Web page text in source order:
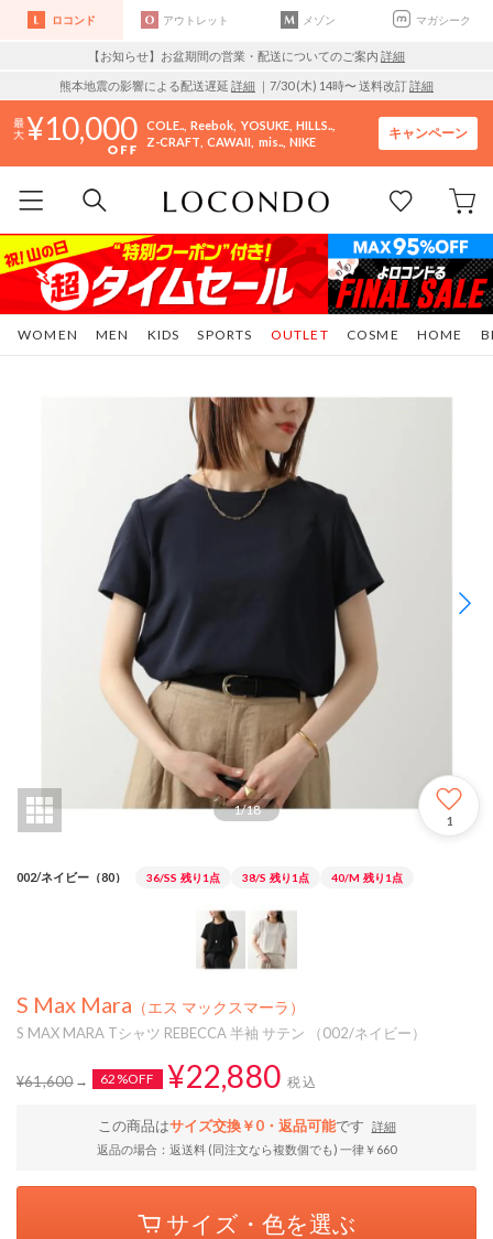
ロコンド アウトレット メゾン マガシーク
【お知らせ】お盆期間の営業・配送についてのご案内 詳細
熊本地震の影響による配送遅延 詳細 ｜7/30 (木) 14時〜 送料改訂詳細
10,000 COLE.. Reebok YOSUKE HILLS..
Z-CRAFT CAWAII mis.. NIKE
キャンペーン
WOMEN MEN KIDS SPORTS COSME HOME
OUTLET
1/18
1
002/ネイビー（80） 36/SS 残り1点 38/S 残り1点 40/M 残り1点
S Max Mara （エス マックスマーラ）
S MAX MARA Tシャツ REBECCA 半袖 サテン （002/ネイビー）
¥61,600 62%OFF ¥22,880 税込
この商品はサイズ交換￥0・返品可能です
詳細
返品の場合：返送料 (同注文なら複数個でも) 一律￥660
サイズ・色を選ぶ